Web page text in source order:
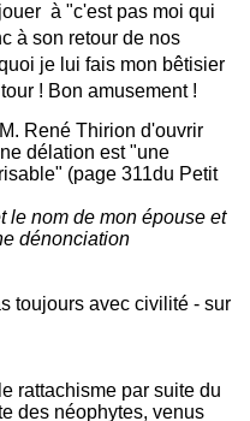
à "c'est pas moi qui
à son retour de nos
je lui fais mon bêtisier
! Bon amusement !
René Thirion d'ouvrir
délation est "une
(page 311du Petit
le nom de mon épouse et
dénonciation
toujours avec civilité - sur
rattachisme par suite du
des néophytes, venus